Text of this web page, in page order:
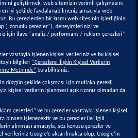
Sürdürülebilirlik
Yaklaşımımız
Politikalar ve İlkeler
Yönetim Sistemleri ve
Belgeler
geliştirmek, web sitemizin verimli çalışmasını
iyi şekilde faydalanabilmeniz amacıyla web
Bu çerezlerden bir kısmı web sitesinin işlerliğinin
(“zorunlu çerezler”), deneyimlerinizi ve
için ilave “analiz / performans / reklam çerezleri”
vasıtayla işlenen kişisel verileriniz ve bu kişisel
bilgileri “Çerezlere İlişkin Kişisel Verilerin
Metninde” bulabilirsiniz.
düzgün şekilde çalışması için mutlaka gerekli
kişisel verilerin işlenmesi açık rızanız olmadan da
çerezleri” ve bu çerezler vasıtayla işlenen kişisel
binaen işlenecektir ve bu çerezler ile ilgili
alınması amacıyla, söz konusu çerezler ve
verileriniz Google’e aktarılmakta olup, Google’in